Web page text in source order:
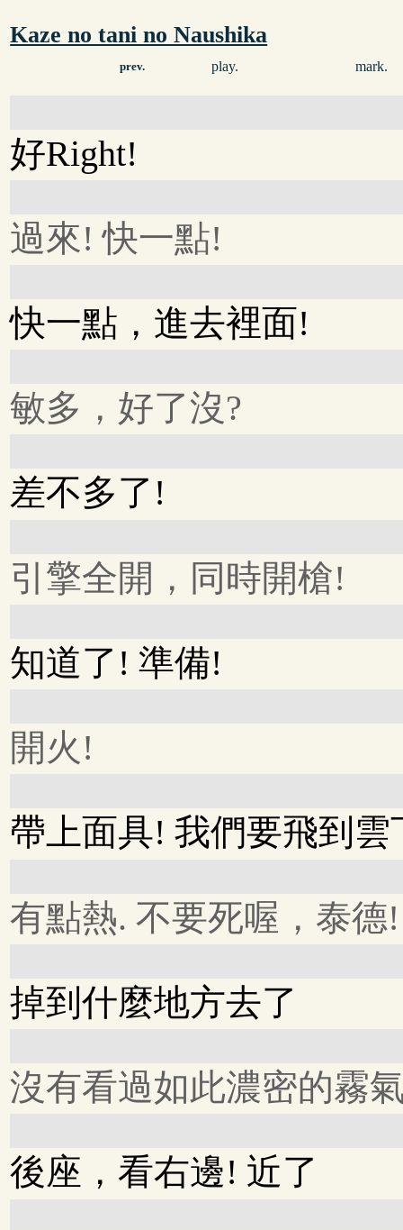
Kaze no tani no Naushika
prev. play. mark.
好Right!
過來! 快一點!
快一點，進去裡面!
敏多，好了沒?
差不多了!
引擎全開，同時開槍!
知道了! 準備!
開火!
帶上面具! 我們要飛到
有點熱. 不要死喔，泰德!
掉到什麼地方去了
沒有看過如此濃密的霧
後座，看右邊! 近了